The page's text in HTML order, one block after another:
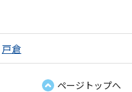
戸倉
ページトップへ